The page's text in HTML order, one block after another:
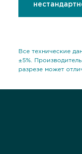
Все технические
±5%.
разрезе может